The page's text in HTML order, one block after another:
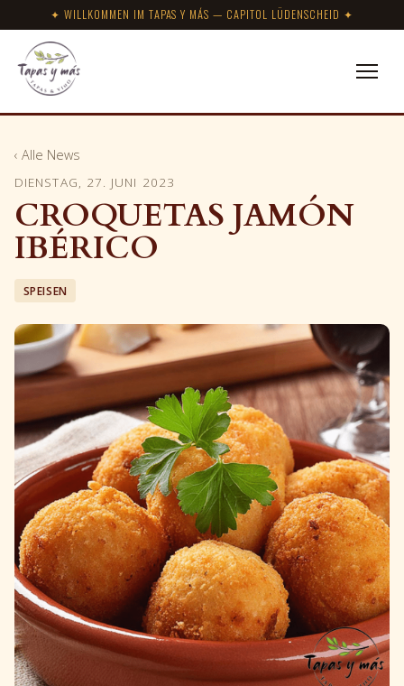
✦ WILLKOMMEN IM TAPAS Y MÁS — CAPITOL LÜDENSCHEID ✦
‹ Alle News
DIENSTAG, 27. JUNI 2023
CROQUETAS JAMÓN
IBÉRICO
SPEISEN